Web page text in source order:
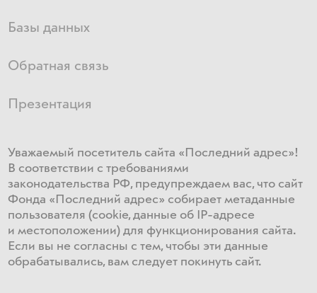
Базы данных
Обратная связь
Презентация
Уважаемый посетитель сайта «Последний адрес»!
В соответствии с требованиями
законодательства РФ, предупреждаем вас, что сайт
Фонда «Последний адрес» собирает метаданные
пользователя (cookie, данные об IP-адресе
и местоположении) для функционирования сайта​.
Если ​вы не согласны с тем, чтобы эти данные
обрабатывались, ​вам ​следует покинуть сайт.